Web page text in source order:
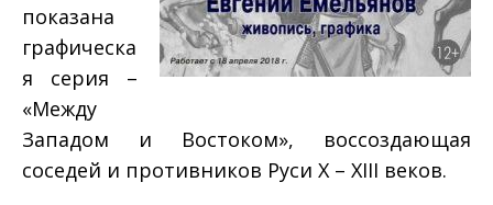
показана
графическа
я серия –
«Между
Западом и Востоком», воссоздающая
соседей и противников Руси Х – ХIII веков.